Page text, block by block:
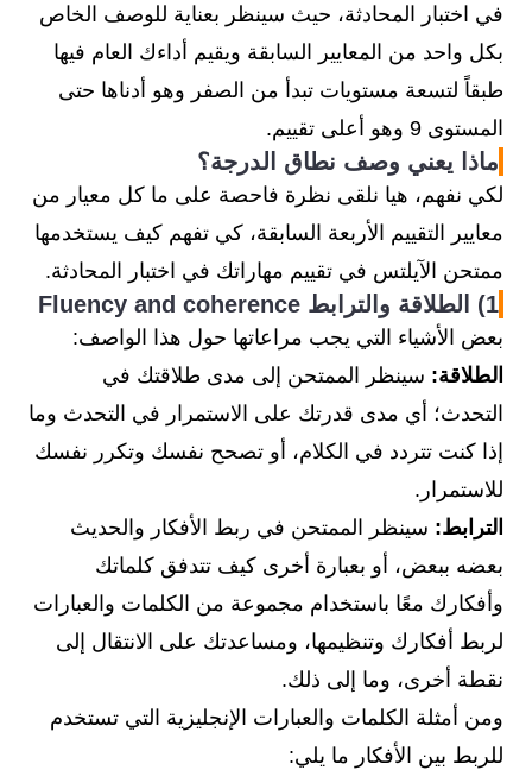
في اختبار المحادثة، حيث سينظر بعناية للوصف الخاص
بكل واحد من المعايير السابقة ويقيم أداءك العام فيها
طبقاً لتسعة مستويات تبدأ من الصفر وهو أدناها حتى
المستوى 9 وهو أعلى تقييم.
ماذا يعني وصف نطاق الدرجة؟
لكي نفهم، هيا نلقى نظرة فاحصة على ما كل معيار من
معايير التقييم الأربعة السابقة، كي تفهم كيف يستخدمها
ممتحن الآيلتس في تقييم مهاراتك في اختبار المحادثة.
1) الطلاقة والترابط Fluency and coherence
بعض الأشياء التي يجب مراعاتها حول هذا الواصف:
الطلاقة: سينظر الممتحن إلى مدى طلاقتك في
التحدث؛ أي مدى قدرتك على الاستمرار في التحدث وما
إذا كنت تتردد في الكلام، أو تصحح نفسك وتكرر نفسك
للاستمرار.
الترابط: سينظر الممتحن في ربط الأفكار والحديث
بعضه ببعض، أو بعبارة أخرى كيف تتدفق كلماتك
وأفكارك معًا باستخدام مجموعة من الكلمات والعبارات
لربط أفكارك وتنظيمها، ومساعدتك على الانتقال إلى
نقطة أخرى، وما إلى ذلك.
ومن أمثلة الكلمات والعبارات الإنجليزية التي تستخدم
للربط بين الأفكار ما يلي: